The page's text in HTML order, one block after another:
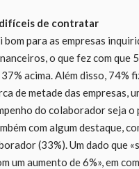
de contratar
para as empresas
o que fez com que
acima. Além disso, 74%
de metade das empresas,
do colaborador seja
com algum destaque,
(33%). Um dado que
um aumento de 6%», em